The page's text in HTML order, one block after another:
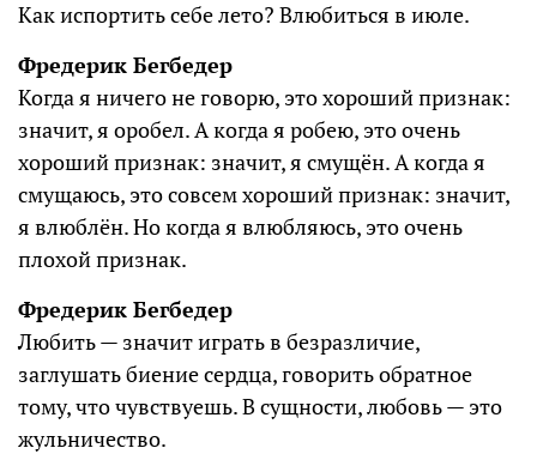
Как испортить себе лето? Влюбиться в июле.
Фредерик Бегбедер
Когда я ничего не говорю, это хороший признак:
значит, я оробел. А когда я робею, это очень
хороший признак: значит, я смущён. А когда я
смущаюсь, это совсем хороший признак: значит,
я влюблён. Но когда я влюбляюсь, это очень
плохой признак.
Фредерик Бегбедер
Любить — значит играть в безразличие,
заглушать биение сердца, говорить обратное
тому, что чувствуешь. В сущности, любовь — это
жульничество.